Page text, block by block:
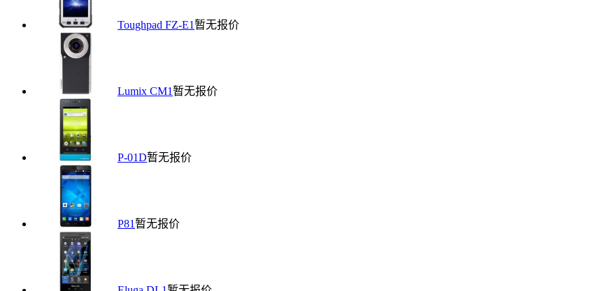
Toughpad FZ-E1 暂无报价
Lumix CM1 暂无报价
P-01D暂无报价
P81 暂无报价